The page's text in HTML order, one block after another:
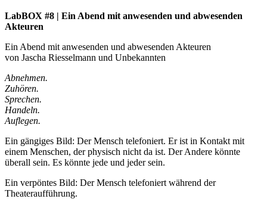
LabBOX #8 | Ein Abend mit anwesenden und abwesenden
Akteuren
Ein Abend mit anwesenden und abwesenden Akteuren
von Jascha Riesselmann und Unbekannten
Abnehmen.
Zuhören.
Sprechen.
Handeln.
Auflegen.
Ein gängiges Bild: Der Mensch telefoniert. Er ist in Kontakt mit
einem Menschen, der physisch nicht da ist. Der Andere könnte
überall sein. Es könnte jede und jeder sein.
Ein verpöntes Bild: Der Mensch telefoniert während der
Theateraufführung.